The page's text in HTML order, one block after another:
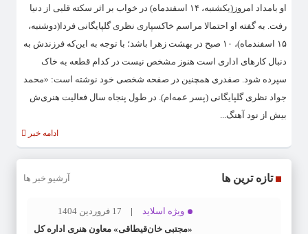
او بامداد امروز(یکشنبه، ۱۴ اسفندماه) در خواب بر اثر سکته قلبی از دنیا
رفت. به گفته او احتمالا مراسم خاکسپاری نظری گلپایگانی فردا(دوشنبه،
۱۵ اسفندماه)، ۱۰ صبح در بهشت زهرا باشد؛ با توجه به این‌که فرزندش به
دنبال کارهای اداری است هنوز مشخص نیست در کدام قطعه به خاک
سپرده شود. صفدری همچنین در صفحه شخصی خود نوشته است: «محمد
جواد نظری گلپایگانی (پسر عمه‌ام). در طول پنجاه سال فعالیت هنری‌ش
بیش از نود آهنگ...
ادامه خبر
تازه ترین ها آرشیو خبر ها
ویژه اسلاید
17 فروردین 1404
«مجتبی خان‌قیطاقی» معاون هنری اداره کل